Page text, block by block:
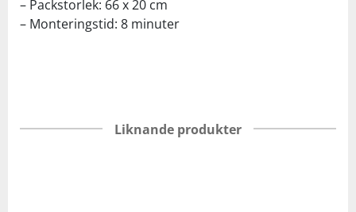
– Packstorlek: 66 x 20 cm
– Monteringstid: 8 minuter
Liknande produkter